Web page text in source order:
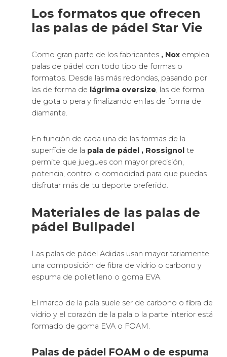
salida a la pelota a baja velocidad y mayor tiempo
de contacto con la pelota.
Como es una goma más blanda, al realizar el
el golpe más que en la potencia. Si ejecutamos el
golpe muy fuerte podemos sobrepasar la
capacidad de flexibilidad del FOAM y la bola no
despide porque la pala de pádel no flexa.
Las palas FOAM tienen un poco menos de
durabilidad.
Las Palas EVA Bullpadel
La EVA se fracciona en goma blanda y goma dura
y hacen que sientas más el golpeo al tener más
tiempo el contacto con la bola. Al golpearle a
más, en cambio tienes menos salida en la pegada.
La goma EVA tiene más durabilidad.
Razones para llevarte a tu
casa palas de pádel Star Vie
presentación.
Que sea una marca de pádel tan reconocida hace
confianza de gran calidad.